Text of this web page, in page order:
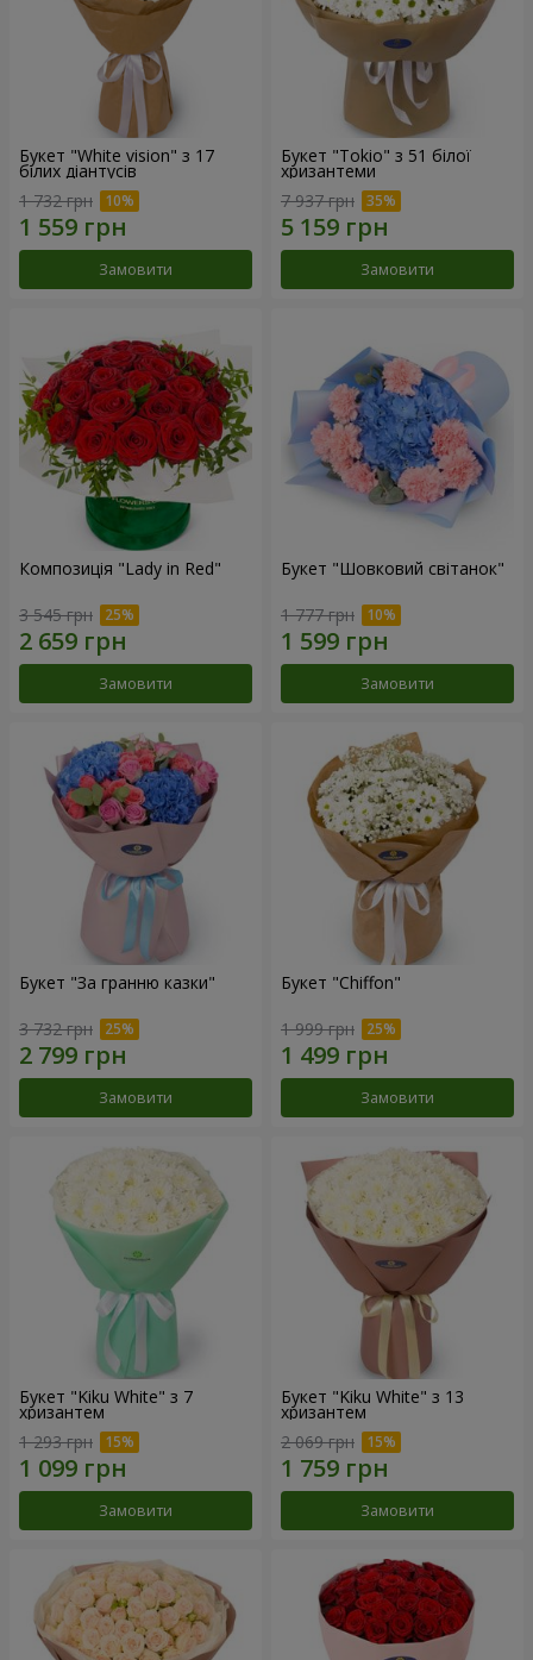
Букет "White vision" з 17
білих діантусів
1 732 грн
Замовити
Букет "Tokio" з 51 білої
хризантеми
7 937 грн
Замовити
Композиція "Lady in Red"
3 545 грн
Замовити
Букет "Шовковий світанок"
1 777 грн
Замовити
Букет "За гранню казки"
3 732 грн
Замовити
Букет "Chiffon"
1 999 грн
Замовити
Букет "Kiku White" з 7
хризантем
1 293 грн
Замовити
Букет "Kiku White" з 13
хризантем
2 069 грн
Замовити